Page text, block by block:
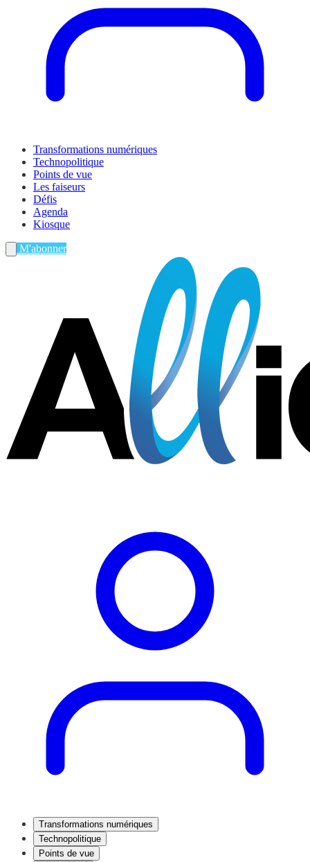
Transformations numériques
Technopolitique
Points de vue
Les faiseurs
Défis
Agenda
Kiosque
M'abonner
Transformations numériques
Technopolitique
Points de vue